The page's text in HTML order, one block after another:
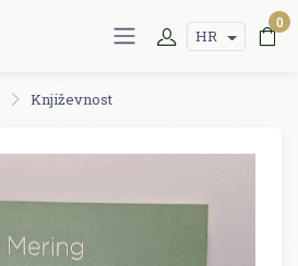
HR
0
Književnost